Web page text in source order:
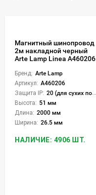
Магнитный шинопровод
2м накладной черный
Arte Lamp Linea A460206
Бренд: Arte Lamp
Артикул: A460206
Защита IP: 20 (для сухих пом.)
Высота: 51 мм
Длина: 2000 мм
Ширина: 26.5 мм
НАЛИЧИЕ: 4906 ШТ.